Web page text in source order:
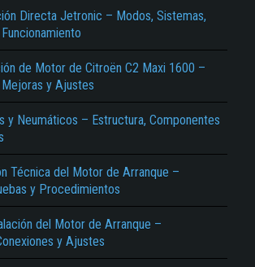
Directa Jetronic – Modos, Sistemas,
de Motor de Citroën C2 Maxi 1600 –
y Ajustes
y Neumáticos – Estructura, Componentes
Técnica del Motor de Arranque –
y Procedimientos
del Motor de Arranque –
y Ajustes